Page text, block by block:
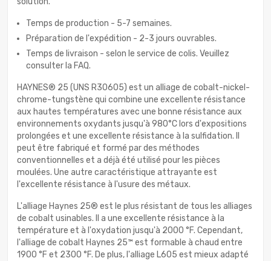
Temps de production - 5-7 semaines.
Préparation de l'expédition - 2-3 jours ouvrables.
Temps de livraison - selon le service de colis. Veuillez
consulter la FAQ.
HAYNES® 25 (UNS R30605) est un alliage de cobalt-nickel-
chrome-tungstène qui combine une excellente résistance
aux hautes températures avec une bonne résistance aux
environnements oxydants jusqu'à 980°C lors d'expositions
prolongées et une excellente résistance à la sulfidation. Il
peut être fabriqué et formé par des méthodes
conventionnelles et a déjà été utilisé pour les pièces
moulées. Une autre caractéristique attrayante est
l'excellente résistance à l'usure des métaux.
L'alliage Haynes 25® est le plus résistant de tous les alliages
de cobalt usinables. Il a une excellente résistance à la
température et à l'oxydation jusqu'à 2000 °F. Cependant,
l'alliage de cobalt Haynes 25™ est formable à chaud entre
1900 °F et 2300 °F. De plus, l'alliage L605 est mieux adapté